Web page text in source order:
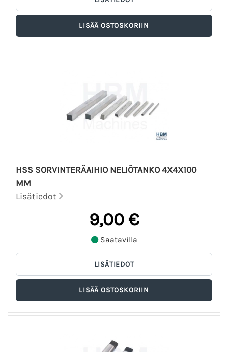
HSS SORVINTERÄAIHIO NELIÖTANKO 4X4X100
MM
Lisätiedot
9,00 €
Saatavilla